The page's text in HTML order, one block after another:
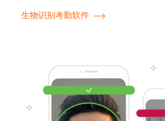
生物识别考勤软件